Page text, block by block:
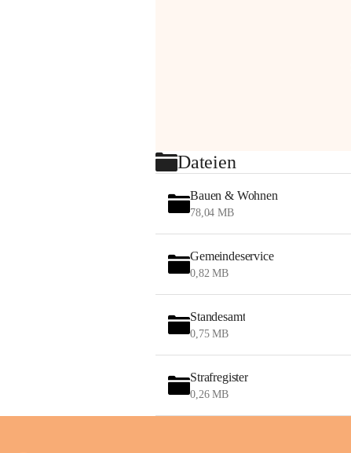
Dateien
Bauen & Wohnen
78,04 MB
Gemeindeservice
0,82 MB
Standesamt
0,75 MB
Strafregister
0,26 MB